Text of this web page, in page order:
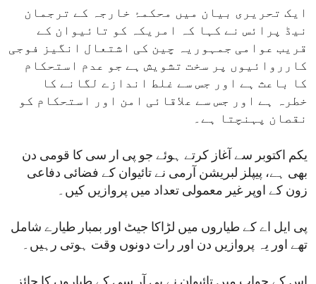
ایک تحریری بیان میں محکمۂ خارجہ کے ترجمان
نیڈ پرائس نے کہا کہ امریکہ کو تائیوان کے
قریب عوامی جمہوریہ چین کی اشتعال انگیز فوجی
کارروائیوں پر سخت تشویش ہے جو عدم استحکام
کا باعث ہے اور جس سے غلط اندازے لگانے کا
خطرہ ہے اور جس سے علاقائی امن اور استحکام کو
نقصان پہنچتا ہے۔
یکم اکتوبر سے آغاز کرتے ہوئے جو پی ار سی کا قومی دن
بھی ہے، پیپلز لبریشن آرمی نے تائیوان کے فضائی دفاعی
زون کے اوپر غیر معمولی تعداد میں پروازیں کیں۔
پی ایل اے کے طیاروں میں لڑاکا جیٹ اور بمبار طیارے شامل
تھے اور یہ پروازیں دن اور رات دونوں وقت ہوتی رہیں۔